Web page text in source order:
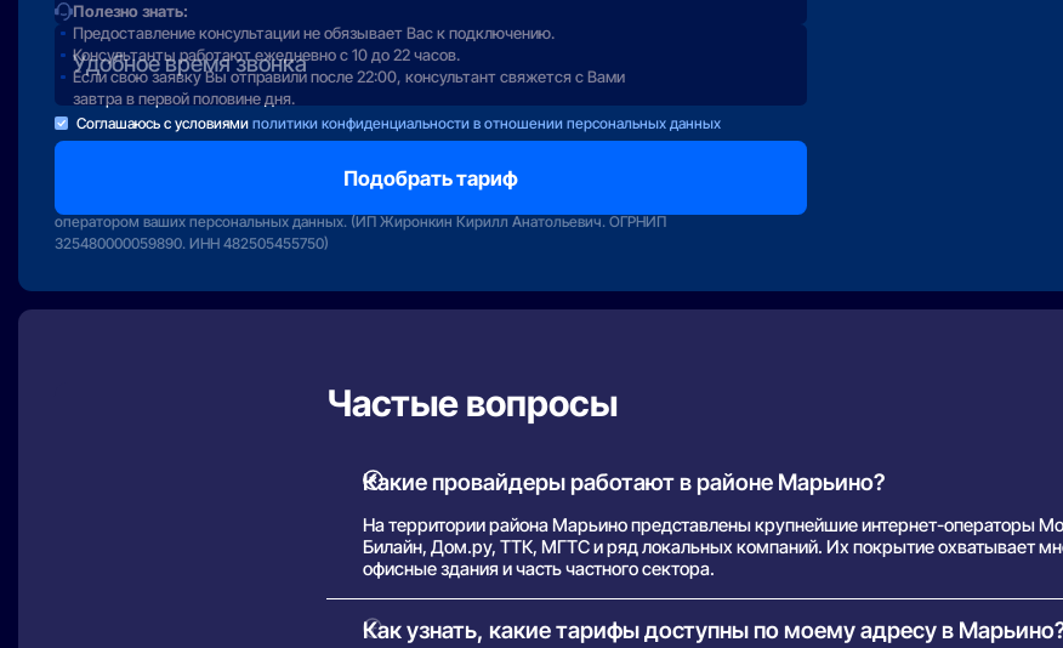
Соглашаюсь с условиямиполитики конфиденциальности в отношении персональных данных
Полезно знать:
Предоставление консультации не обязывает Вас к подключению.
Консультанты работают ежедневно с 10 до 22 часов.
Если свою заявку Вы отправили после 22:00, консультант свяжется с Вами
завтра в первой половине дня.
Отправляя заявку вы подтверждаете передачу персональных данных оператору
оператором ваших персональных данных. (ИП Жиронкин Кирилл Анатольевич. ОГРНИП
325480000059890. ИНН 482505455750)
Частые вопросы
Какие провайдеры работают в районе Марьино?
На территории района Марьино представлены крупнейшие интернет-операторы
Билайн, Дом.ру, ТТК, МГТС и ряд локальных компаний. Их покрытие охватывает
офисные здания и часть частного сектора.
Как узнать, какие тарифы доступны по моему адресу в